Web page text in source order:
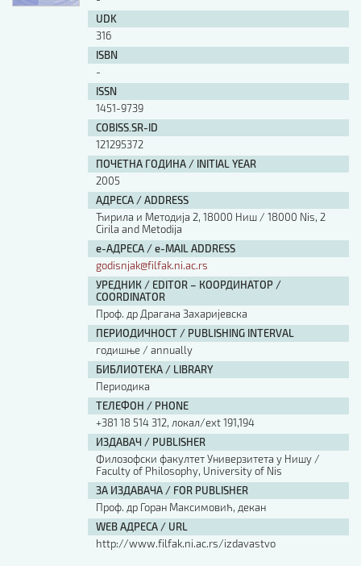
UDK
316
ISBN
-
ISSN
1451-9739
COBISS.SR-ID
121295372
ПОЧЕТНА ГОДИНА / INITIAL YEAR
2005
АДРЕСА / ADDRESS
Ћирила и Методија 2, 18000 Ниш / 18000 Nis, 2
Cirila and Metodija
е-АДРЕСА / e-MAIL ADDRESS
godisnjak@filfak.ni.ac.rs
УРЕДНИК / EDITOR – КООРДИНАТОР /
COORDINATOR
Проф. др Драгана Захаријевска
ПЕРИОДИЧНОСТ / PUBLISHING INTERVAL
годишње / annually
БИБЛИОТЕКА / LIBRARY
Периодика
ТЕЛЕФОН / PHONE
+381 18 514 312, локал/ext 191,194
ИЗДАВАЧ / PUBLISHER
Филозофски факултет Универзитета у Нишу /
Faculty of Philosophy, University of Nis
ЗА ИЗДАВАЧА / FOR PUBLISHER
Проф. др Горан Максимовић, декан
WEB АДРЕСА / URL
http://www.filfak.ni.ac.rs/izdavastvo